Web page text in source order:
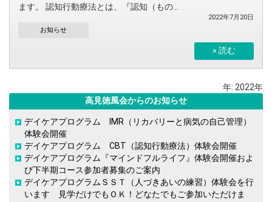
ます。 認知行動療法とは、『認知（もの...
2022年7月20日
お知らせ
» 読む
年: 2022年
高見徳風会からのお知らせ
デイケアプログラム IMR（リカバリーと病気の自己管理）
体験会開催
デイケアプログラム CBT（認知行動療法）体験会開催
デイケアプログラム『マインドフルライフ』体験会開催およ
び下半期コース参加者募集のご案内
デイケアプログラムＳＳＴ（人づきあいの練習）体験会を行
います 見学だけでもＯＫ！どなたでもご参加いただけま